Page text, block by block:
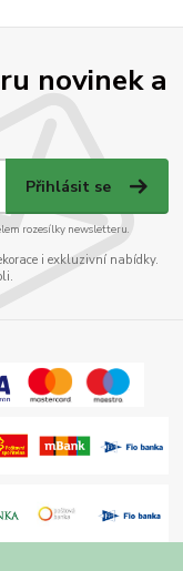
novinek a
Přihlásit se
rozesílky newsletteru.
i exkluzivní nabídky.